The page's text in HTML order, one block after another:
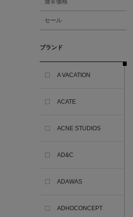
通常価格
セール
ブランド
A VACATION
ACATE
ACNE STUDIOS
AD&C
ADAWAS
ADHOCONCEPT